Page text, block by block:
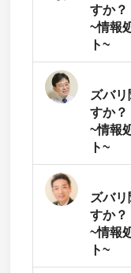
すか？
~情報
ト~
ズバリ
すか？
~情報
ト~
ズバリ
すか？
~情報
ト~